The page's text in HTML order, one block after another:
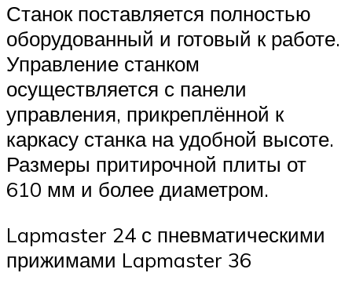
Станок поставляется полностью
оборудованный и готовый к работе.
Управление станком
осуществляется с панели
управления, прикреплённой к
каркасу станка на удобной высоте.
Размеры притирочной плиты от
610 мм и более диаметром.
Lapmaster 24 с пневматическими
прижимами Lapmaster 36